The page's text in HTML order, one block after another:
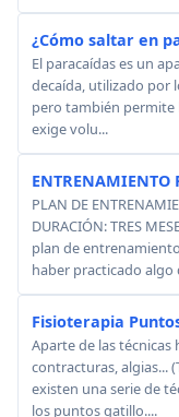
¿Cómo saltar en
El paracaídas es un
decaída, utilizado por
pero también permite
exige volu...
ENTRENAMIENTO
PLAN DE
DURACIÓN: TRES
plan de
haber practicado algo
Fisioterapia
Aparte de las
contracturas, algias...
existen una serie de
los puntos gatillo....